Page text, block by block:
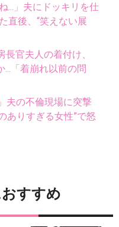
...」夫にドッキリを仕
直後、“笑えない展
官夫人の着付け、
...「着崩れ以前の問
夫の不倫現場に突撃
ありすぎる女性”で怒
すすめ